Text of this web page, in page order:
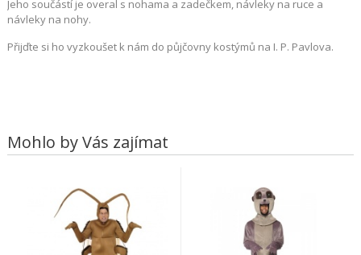
Jeho součástí je overal s nohama a zadečkem, návleky na ruce a
návleky na nohy.
Přijďte si ho vyzkoušet k nám do půjčovny kostýmů na I. P. Pavlova.
Mohlo by Vás zajímat